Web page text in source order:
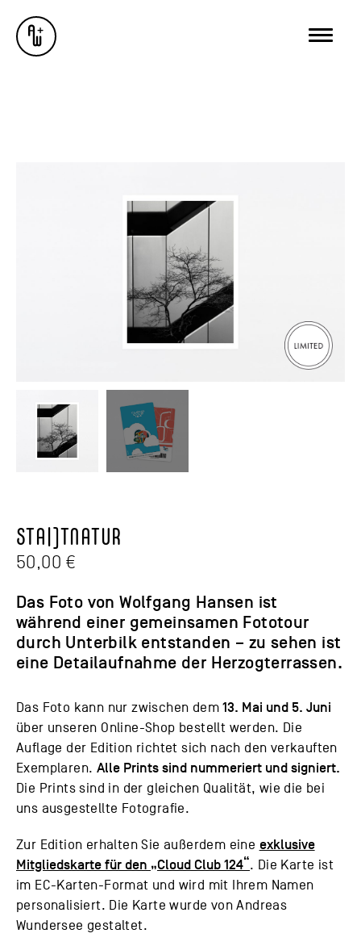
STA|]TNATUR
50,00 €
Das Foto von Wolfgang Hansen ist
während einer gemeinsamen Fototour
durch Unterbilk entstanden – zu sehen ist
eine Detailaufnahme der Herzogterrassen.
Das Foto kann nur zwischen dem13. Mai und 5. Juni
über unseren Online-Shop bestellt werden. Die
Auflage der Edition richtet sich nach den verkauften
Exemplaren. Alle Prints sind nummeriert und signiert.
Die Prints sind in der gleichen Qualität, wie die bei
uns ausgestellte Fotografie.
Zur Edition erhalten Sie außerdem eine exklusive
Mitgliedskarte für den „Cloud Club 124“. Die Karte ist
im EC-Karten-Format und wird mit Ihrem Namen
personalisiert. Die Karte wurde von Andreas
Wundersee gestaltet.